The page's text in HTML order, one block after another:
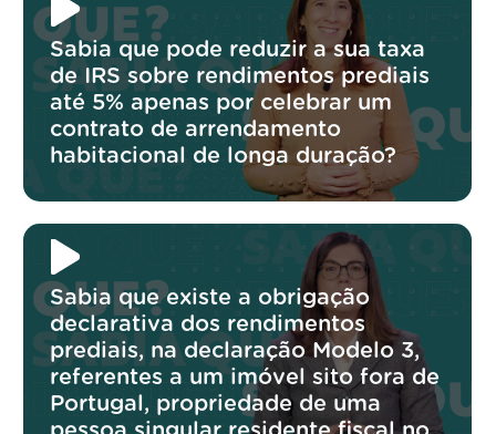
Sabia que pode reduzir a sua taxa
de IRS sobre rendimentos prediais
até 5% apenas por celebrar um
contrato de arrendamento
habitacional de longa duração?
Sabia que existe a obrigação
declarativa dos rendimentos
prediais, na declaração Modelo 3,
referentes a um imóvel sito fora de
Portugal, propriedade de uma